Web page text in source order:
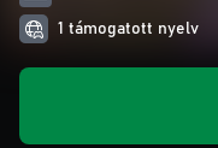
1 támogatott nyelv